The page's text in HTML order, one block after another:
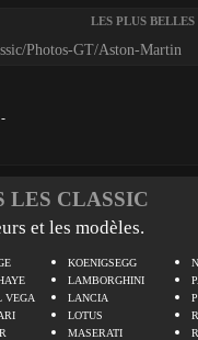
LES PLUS
Photos-GT/Aston-Martin
-
LES CLASSIC
et les modèles.
VEGA
KOENIGSEGG
LAMBORGHINI
LANCIA
LOTUS
MASERATI